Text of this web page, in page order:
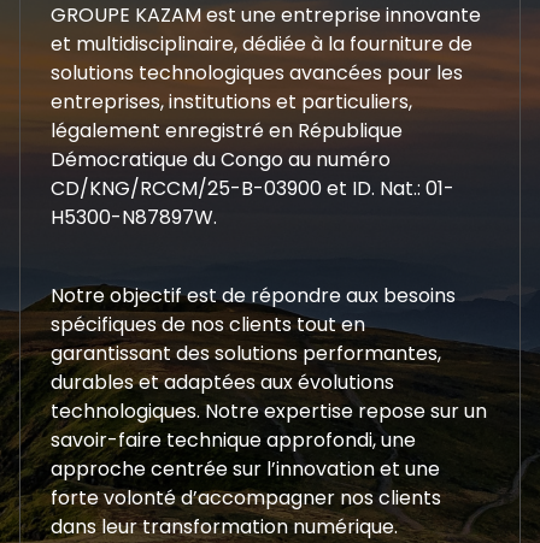
GROUPE KAZAM est une entreprise innovante
et multidisciplinaire, dédiée à la fourniture de
solutions technologiques avancées pour les
entreprises, institutions et particuliers,
légalement enregistré en République
Démocratique du Congo au numéro
CD/KNG/RCCM/25-B-03900 et ID. Nat.: 01-
H5300-N87897W.
Notre objectif est de répondre aux besoins
spécifiques de nos clients tout en
garantissant des solutions performantes,
durables et adaptées aux évolutions
technologiques. Notre expertise repose sur un
savoir-faire technique approfondi, une
approche centrée sur l’innovation et une
forte volonté d’accompagner nos clients
dans leur transformation numérique.